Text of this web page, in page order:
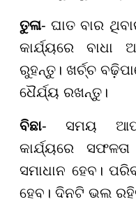
ତୁଳା- ଘାତ ବାର
କାର୍ଯ୍ୟରେ ବାଧା
ରୁହନ୍ତୁ। ଖର୍ଚ୍ଚ
ଧୈର୍ଯ୍ୟ ରଖନ୍ତୁ।
ବିଛା- ସମୟ
କାର୍ଯ୍ୟରେ
ସମାଧାନ ହେବ।
ହେବ। ଦିନଟି ଭଲ